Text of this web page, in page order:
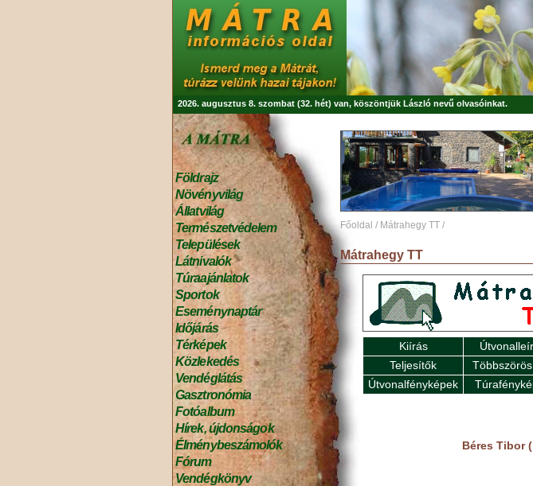
2026. augusztus 8. szombat (32. hét) van, köszöntjük László nevű olvasóinkat.
Földrajz
Növényvilág
Állatvilág
Természetvédelem
Települések
Látnivalók
Túraajánlatok
Sportok
Eseménynaptár
Időjárás
Térképek
Közlekedés
Vendéglátás
Gasztronómia
Fotóalbum
Hírek, újdonságok
Élménybeszámolók
Fórum
Vendégkönyv
Főoldal / Mátrahegy TT /
Mátrahegy TT
Kiírás
Teljesítők
Többszörös
Útvonalfényképek
Béres Tibor